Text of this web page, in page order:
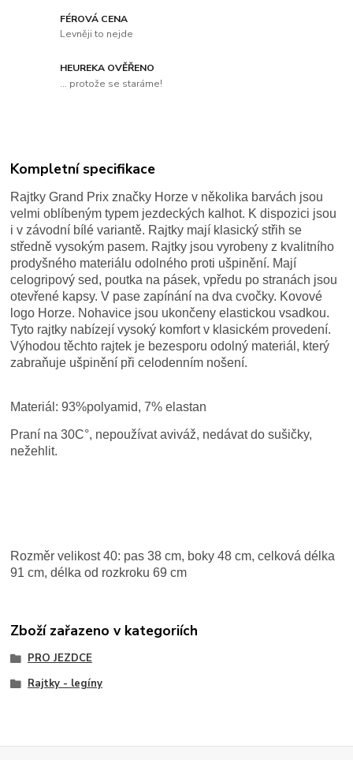
FÉROVÁ CENA
Levněji to nejde
HEUREKA OVĚŘENO
... protože se staráme!
Kompletní specifikace
Rajtky Grand Prix značky Horze v několika barvách jsou
velmi oblíbeným typem jezdeckých kalhot. K dispozici jsou
i v závodní bílé variantě. Rajtky mají klasický střih se
středně vysokým pasem. Rajtky jsou vyrobeny z kvalitního
prodyšného materiálu odolného proti ušpinění. Mají
celogripový sed, poutka na pásek, vpředu po stranách jsou
otevřené kapsy. V pase zapínání na dva cvočky. Kovové
logo Horze. Nohavice jsou ukončeny elastickou vsadkou.
Tyto rajtky nabízejí vysoký komfort v klasickém provedení.
Výhodou těchto rajtek je bezesporu odolný materiál, který
zabraňuje ušpinění při celodenním nošení.
Materiál: 93%polyamid, 7% elastan
Praní na 30C°, nepoužívat aviváž, nedávat do sušičky,
nežehlit.
Rozměr velikost 40: pas 38 cm, boky 48 cm, celková délka
91 cm, délka od rozkroku 69 cm
Zboží zařazeno v kategoriích
PRO JEZDCE
Rajtky - legíny